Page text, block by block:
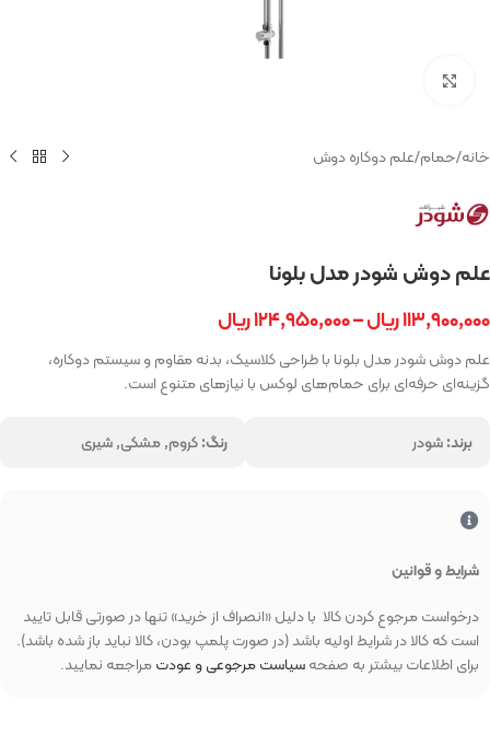
خانه/حمام/علم دوکاره دوش
علم دوش شودر مدل بلونا
۱۱۳,۹۰۰,۰۰۰ریال–۱۲۴,۹۵۰,۰۰۰ریال
علم دوش شودر مدل بلونا با طراحی کلاسیک، بدنه مقاوم و سیستم دوکاره،
گزینه‌ای حرفه‌ای برای حمام‌های لوکس با نیازهای متنوع است.
برند:شودر رنگ:کروم, مشکی, شیری
شرایط و قوانین
درخواست مرجوع کردن کالا با دلیل «انصراف از خرید» تنها در صورتی قابل تایید
است که کالا در شرایط اولیه باشد (در صورت پلمپ بودن، کالا نباید باز شده باشد).
برای اطلاعات بیشتر به صفحهسیاست مرجوعی و عودتمراجعه نمایید.